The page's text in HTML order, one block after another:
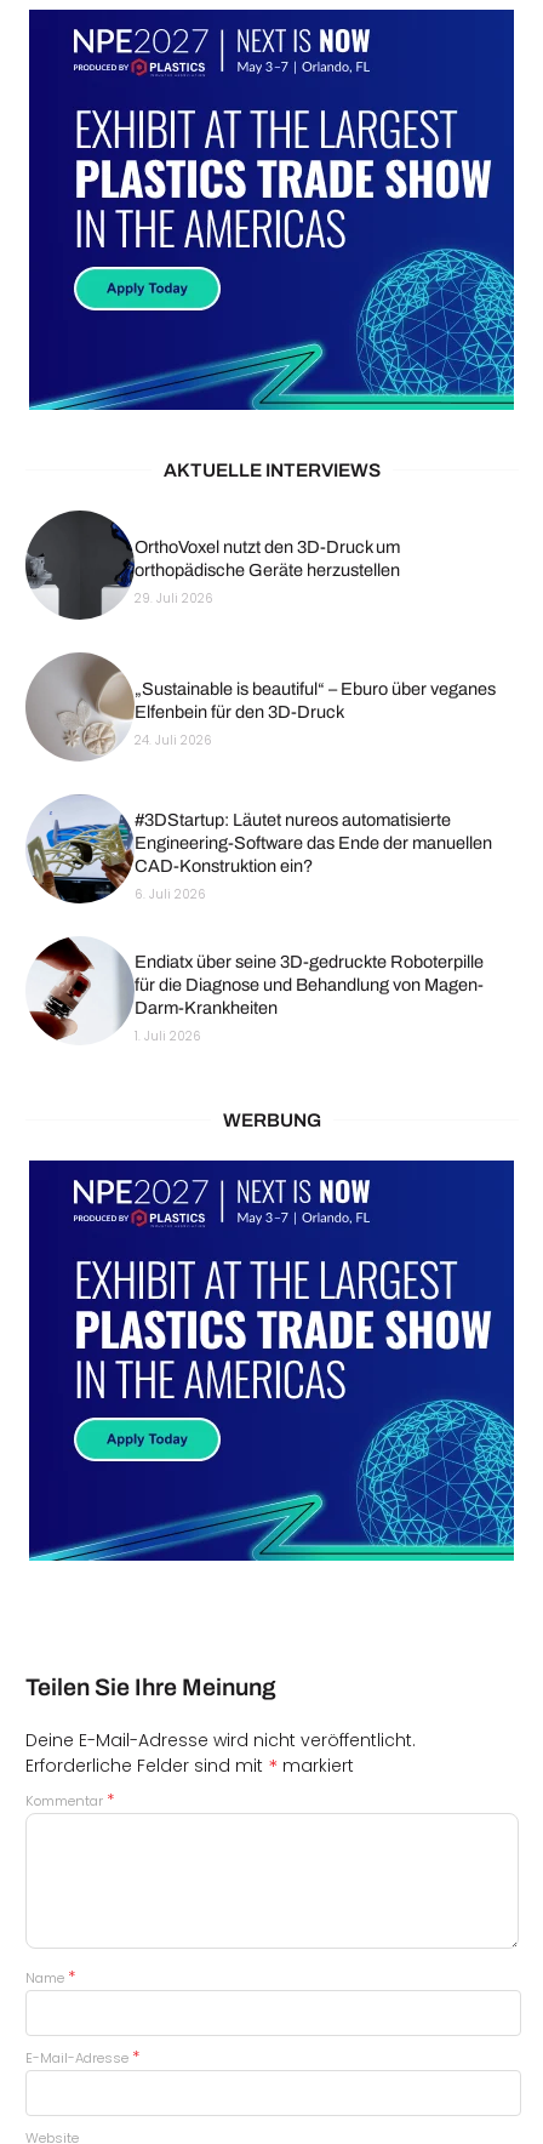
AKTUELLE INTERVIEWS
OrthoVoxel nutzt den 3D-Druck um
orthopädische Geräte herzustellen
29. Juli 2026
„Sustainable is beautiful“ – Eburo über veganes
Elfenbein für den 3D-Druck
24. Juli 2026
#3DStartup: Läutet nureos automatisierte
Engineering-Software das Ende der manuellen
CAD-Konstruktion ein?
6. Juli 2026
Endiatx über seine 3D-gedruckte Roboterpille
für die Diagnose und Behandlung von Magen-
Darm-Krankheiten
1. Juli 2026
WERBUNG
Teilen Sie Ihre Meinung
Deine E-Mail-Adresse wird nicht veröffentlicht.
Erforderliche Felder sind mit * markiert
Kommentar *
Name *
E-Mail-Adresse *
Website